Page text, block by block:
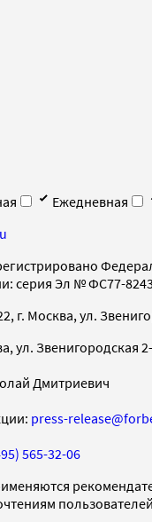
Ежедневная
серия Эл № ФС77-
г. Москва, ул.
ул. Звенигородская
Дмитриевич
press-
565-32-06